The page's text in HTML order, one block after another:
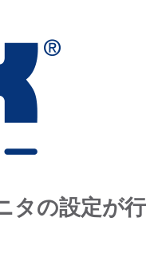
タの設定が